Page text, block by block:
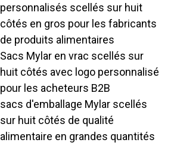
personnalisés scellés sur huit
côtés en gros pour les fabricants
de produits alimentaires
Sacs Mylar en vrac scellés sur
huit côtés avec logo personnalisé
pour les acheteurs B2B
sacs d'emballage Mylar scellés
sur huit côtés de qualité
alimentaire en grandes quantités